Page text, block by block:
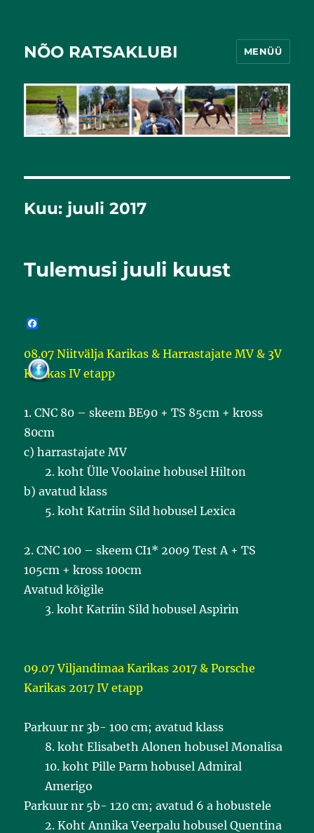
NÕO RATSAKLUBI MENÜÜ
Kuu: juuli 2017
Tulemusi juuli kuust
e
b
o
08.07 Niitvälja Karikas & Harrastajate MV & 3V
Karikas IV etapp
1. CNC 80 – skeem BE90 + TS 85cm + kross
80cm
c) harrastajate MV
2. koht Ülle Voolaine hobusel Hilton
b) avatud klass
5. koht Katriin Sild hobusel Lexica
2. CNC 100 – skeem CI1* 2009 Test A + TS
105cm + kross 100cm
Avatud kõigile
3. koht Katriin Sild hobusel Aspirin
09.07 Viljandimaa Karikas 2017 & Porsche
Karikas 2017 IV etapp
Parkuur nr 3b- 100 cm; avatud klass
8. koht Elisabeth Alonen hobusel Monalisa
10. koht Pille Parm hobusel Admiral
Amerigo
Parkuur nr 5b- 120 cm; avatud 6 a hobustele
2. Koht Annika Veerpalu hobusel Quentina